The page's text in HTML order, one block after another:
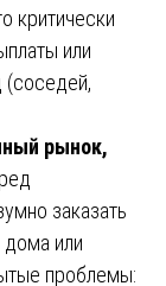
критически
или
(соседей,
рынок,
заказать
дома или
проблемы: